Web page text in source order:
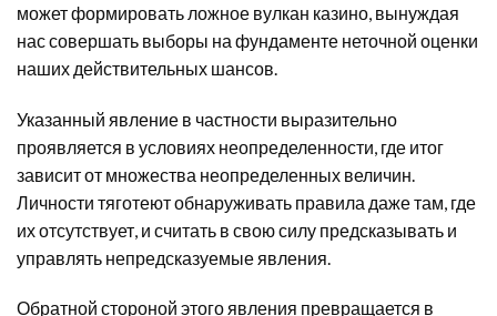
может формировать ложное вулкан казино, вынуждая
нас совершать выборы на фундаменте неточной оценки
наших действительных шансов.
Указанный явление в частности выразительно
проявляется в условиях неопределенности, где итог
зависит от множества неопределенных величин.
Личности тяготеют обнаруживать правила даже там, где
их отсутствует, и считать в свою силу предсказывать и
управлять непредсказуемые явления.
Обратной стороной этого явления превращается в